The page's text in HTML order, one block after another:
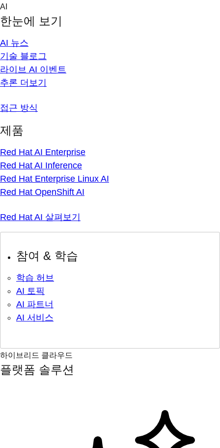
Skip
content
AI
한눈에 보기
AI 뉴스
기술 블로그
라이브 AI 이벤트
추론 더보기
접근 방식
제품
Red Hat AI Enterprise
Red Hat AI Inference
Red Hat Enterprise Linux AI
Red Hat OpenShift AI
Red Hat AI 살펴보기
참여 & 학습
학습 허브
AI 토픽
AI 파트너
AI 서비스
하이브리드 클라우드
플랫폼 솔루션